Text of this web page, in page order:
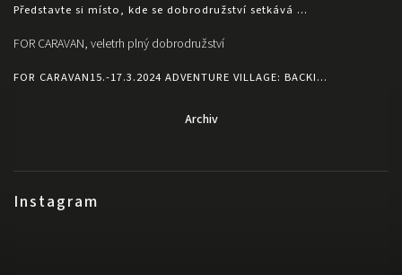
Instagram
Představte si místo, kde se dobrodružství setkává ...
FOR CARAVAN, veletrh plný dobrodružství
FOR CARAVAN15.-17.3.2024 ADVENTURE VILLAGE: BACKI...
Archiv